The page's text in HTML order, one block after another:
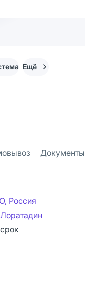
Ещё
Документы
Россия
Лоратадин